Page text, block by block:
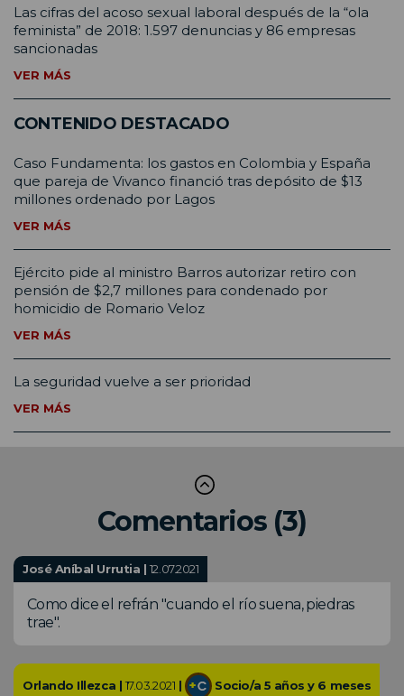
Las cifras del acoso sexual laboral después de la “ola
feminista” de 2018: 1.597 denuncias y 86 empresas
sancionadas
VER MÁS
CONTENIDO DESTACADO
Caso Fundamenta: los gastos en Colombia y España
que pareja de Vivanco financió tras depósito de $13
millones ordenado por Lagos
VER MÁS
Ejército pide al ministro Barros autorizar retiro con
pensión de $2,7 millones para condenado por
homicidio de Romario Veloz
VER MÁS
La seguridad vuelve a ser prioridad
VER MÁS
Comentarios (3)
José Aníbal Urrutia | 12.07.2021
Como dice el refrán "cuando el río suena, piedras
trae".
Orlando Illezca | 17.03.2021 | Socio/a 5 años y 6 meses